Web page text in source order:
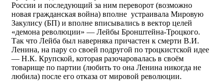
России и последующий за ним переворот (возможно
новая гражданская война) вполне устраивала Мировую
Закулису (БП) и вполне вписывались в вектор целей
«демона революции» — Лейбы Бронштейна-Троцкого.
Так что Лейба был наверняка причастен к смерти В.И.
Ленина, на пару со своей подругой по троцкистской идее
— Н.К. Крупской, которая разочаровалась в своём
товарище по партии (любить то она Ленина никогда не
любила) после его отказа от мировой революции.